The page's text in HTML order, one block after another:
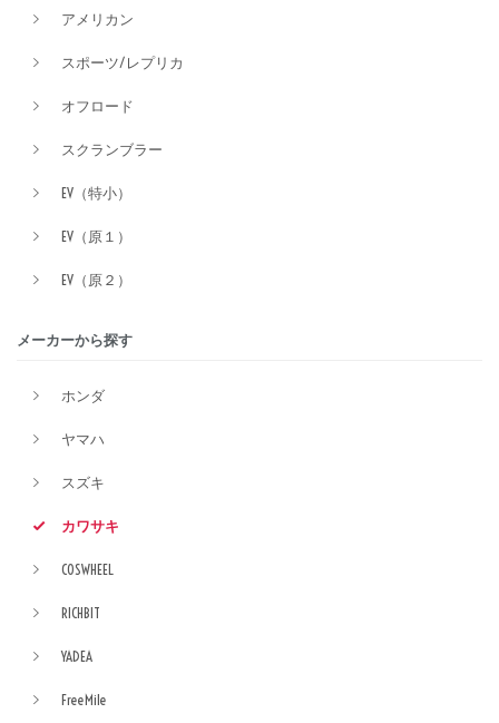
アメリカン
スポーツ/レプリカ
オフロード
スクランブラー
EV（特小）
EV（原１）
EV（原２）
メーカーから探す
ホンダ
ヤマハ
スズキ
カワサキ
COSWHEEL
RICHBIT
YADEA
FreeMile